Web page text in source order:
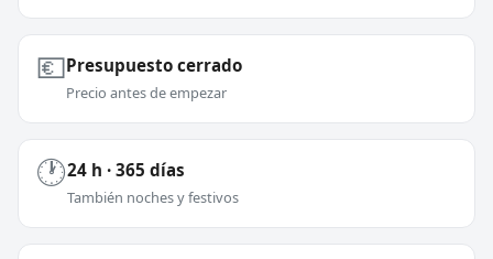
💶Presupuesto cerrado
Precio antes de empezar
🕐24 h · 365 días
También noches y festivos